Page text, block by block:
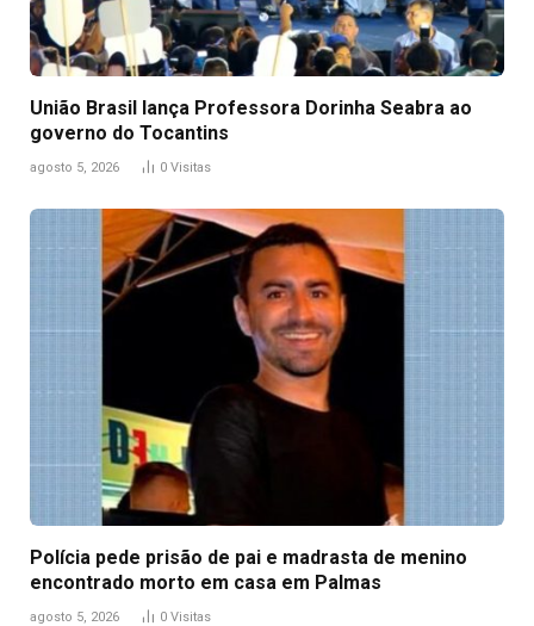
União Brasil lança Professora Dorinha Seabra ao
governo do Tocantins
agosto 5, 2026 0 Visitas
Polícia pede prisão de pai e madrasta de menino
encontrado morto em casa em Palmas
agosto 5, 2026 0 Visitas